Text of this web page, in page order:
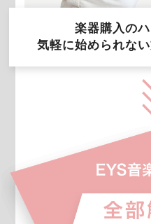
楽器購入の
気軽に始められな